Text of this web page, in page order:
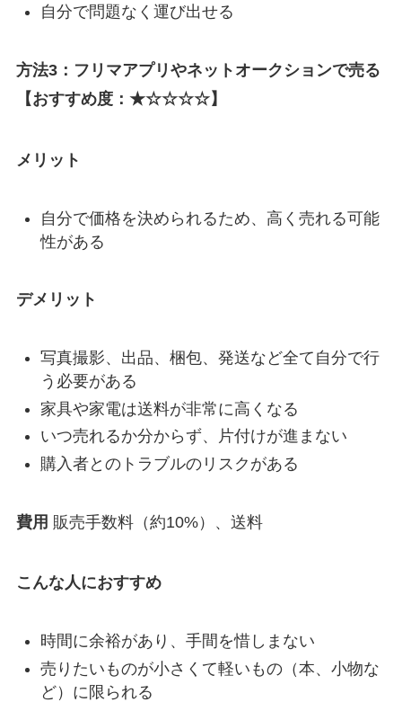
自分で問題なく運び出せる
方法3：フリマアプリやネットオークションで売る
【おすすめ度：★☆☆☆☆】
メリット
自分で価格を決められるため、高く売れる可能
性がある
デメリット
写真撮影、出品、梱包、発送など全て自分で行
う必要がある
家具や家電は送料が非常に高くなる
いつ売れるか分からず、片付けが進まない
購入者とのトラブルのリスクがある
費用 販売手数料（約10%）、送料
こんな人におすすめ
時間に余裕があり、手間を惜しまない
売りたいものが小さくて軽いもの（本、小物な
ど）に限られる